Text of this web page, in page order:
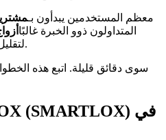
استمتع بتقاسم
معظم المستخدمين يبدأون بـ
المتداولون ذوو الخبرة غالبًا
لتقليل الرسوم.